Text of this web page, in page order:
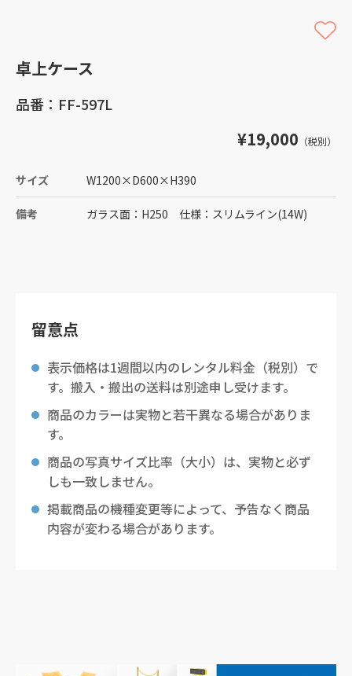
卓上ケース
品番：FF-597L
¥19,000 （税別）
サイズ W1200×D600×H390
備考 ガラス面：H250 仕様：スリムライン(14W)
留意点
表示価格は1週間以内のレンタル料金（税別）で
す。搬入・搬出の送料は別途申し受けます。
商品のカラーは実物と若干異なる場合がありま
す。
商品の写真サイズ比率（大小）は、実物と必ず
しも一致しません。
掲載商品の機種変更等によって、予告なく商品
内容が変わる場合があります。